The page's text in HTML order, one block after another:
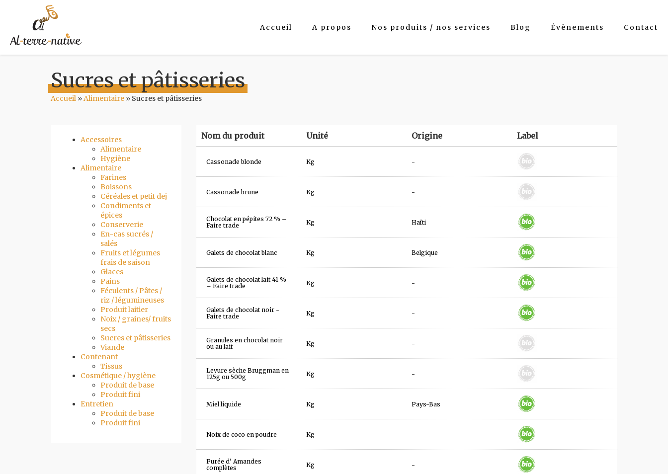
Accueil A propos Nos produits / nos services Blog Évènements Contact
Sucres et pâtisseries
Accueil »Alimentaire » Sucres et pâtisseries
Accessoires
Alimentaire
Hygiène
Alimentaire
Farines
Boissons
Céréales et petit dej
Condiments et
épices
Conserverie
En-cas sucrés /
salés
Fruits et légumes
frais de saison
Glaces
Pains
Féculents / Pâtes /
riz / légumineuses
Produit laitier
Noix / graines/ fruits
secs
Sucres et pâtisseries
Viande
Contenant
Tissus
Cosmétique / hygiène
Produit de base
Produit fini
Entretien
Produit de base
Produit fini
Nom du produit Unité Origine Label
Cassonade blonde Kg -
Cassonade brune Kg -
Chocolat en pépites 72 % –
Faire trade
Kg Haïti
Galets de chocolat blanc Kg Belgique
Galets de chocolat lait 41 %
– Faire trade
Kg -
Galets de chocolat noir -
Faire trade
Kg -
Granules en chocolat noir
ou au lait
Kg -
Levure sèche Bruggman en
125g ou 500g
Kg -
Miel liquide Kg Pays-Bas
Noix de coco en poudre Kg -
Purée d' Amandes
complètes
Kg -